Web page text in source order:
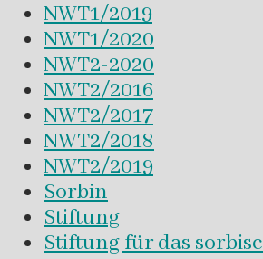
NWT1/2019
NWT1/2020
NWT2-2020
NWT2/2016
NWT2/2017
NWT2/2018
NWT2/2019
Sorbin
Stiftung
Stiftung für das